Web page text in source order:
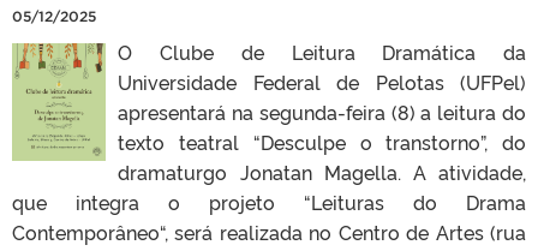
05/12/2025
O Clube de Leitura Dramática da
Universidade Federal de Pelotas (UFPel)
apresentará na segunda-feira (8) a leitura do
texto teatral “Desculpe o transtorno”, do
dramaturgo Jonatan Magella. A atividade,
que integra o projeto “Leituras do Drama
Contemporâneo“, será realizada no Centro de Artes (rua